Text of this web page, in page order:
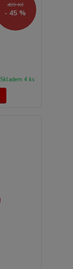
499 Kč
- 45 %
Skladem 4 ks